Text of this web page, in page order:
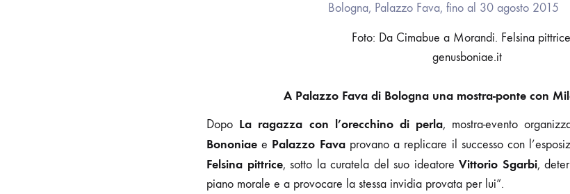
FELSINA
Foto: Da Cimabue a Morandi. Felsina
genusboniae.it
A Palazzo Fava di Bologna una mostra-ponte con
Dopo La ragazza con l’orecchino di perla, mostra-evento
Bononiae e Palazzo Favaprovano a replicare il successo con
Felsina pittrice, sotto la curatela del suo ideatore Vittorio Sgarbi,
piano morale e a provocare la stessa invidia provata per lui”.